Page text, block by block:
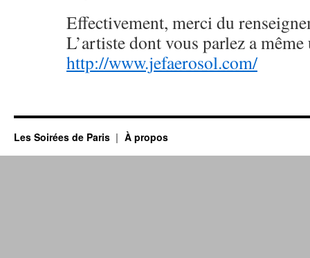
Effectivement, merci du
L’artiste dont vous parlez a
http://www.jefaerosol.com/
Les Soirées de Paris À propos